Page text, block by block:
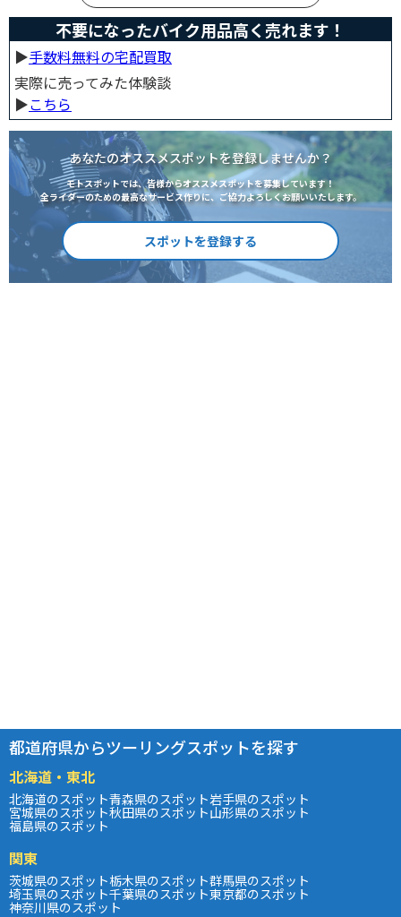
不要になったバイク用品高く売れます！
▶︎手数料無料の宅配買取
実際に売ってみた体験談
▶︎こちら
あなたのオススメスポットを登録しませんか？
モトスポットでは、皆様からオススメスポットを募集しています！
全ライダーのための最高なサービス作りに、ご協力よろしくお願いいたします。
スポットを登録する
都道府県からツーリングスポットを探す
北海道・東北
北海道のスポット青森県のスポット岩手県のスポット
宮城県のスポット秋田県のスポット山形県のスポット
福島県のスポット
関東
茨城県のスポット栃木県のスポット群馬県のスポット
埼玉県のスポット千葉県のスポット東京都のスポット
神奈川県のスポット